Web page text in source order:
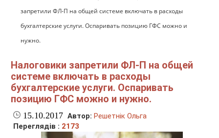
запретили ФЛ-П на общей системе включать в расходы
бухгалтерские услуги. Оспаривать позицию ГФС можно и
нужно.
Налоговики запретили ФЛ-П на общей
системе включать в расходы
бухгалтерские услуги. Оспаривать
позицию ГФС можно и нужно.
15.10.2017 Автор: Решетнік Ольга
Переглядів : 2173